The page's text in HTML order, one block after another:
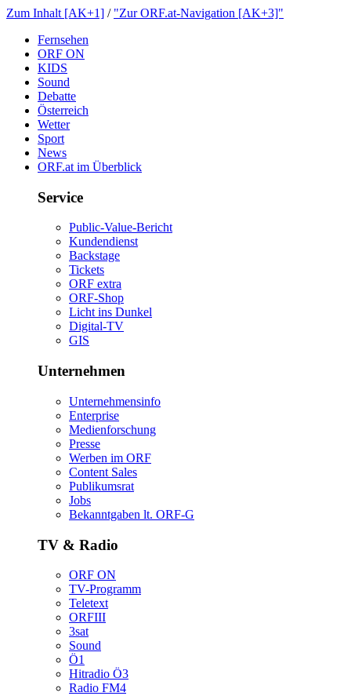
ZumInhalt[AK+1] / "ZurORF.at-Navigation[AK+3]"
Fernsehen
ORFON
KIDS
Sound
Debatte
Österreich
Wetter
Sport
News
ORF.atimÜberblick
Service
Public-Value-Bericht
Kundendienst
Backstage
Tickets
ORFextra
ORF-Shop
LichtinsDunkel
Digital-TV
GIS
Unternehmen
Unternehmensinfo
Enterprise
Medienforschung
Presse
WerbenimORF
ContentSales
Publikumsrat
Jobs
Bekanntgabenlt.ORF-G
TV&Radio
ORFON
TV-Programm
Teletext
ORFIII
3sat
Sound
Ö1
HitradioÖ3
RadioFM4